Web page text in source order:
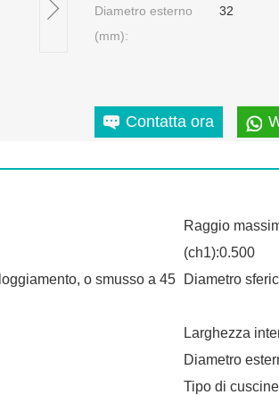
Diametro esterno
(mm):
32
Contatta ora
Raggio
(ch1):0.500
o smusso a 45
Diametro
Larghezza
Diametro
Tipo di